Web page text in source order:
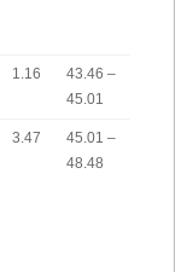
1.16
43.46 –
45.01
3.47
45.01 –
48.48